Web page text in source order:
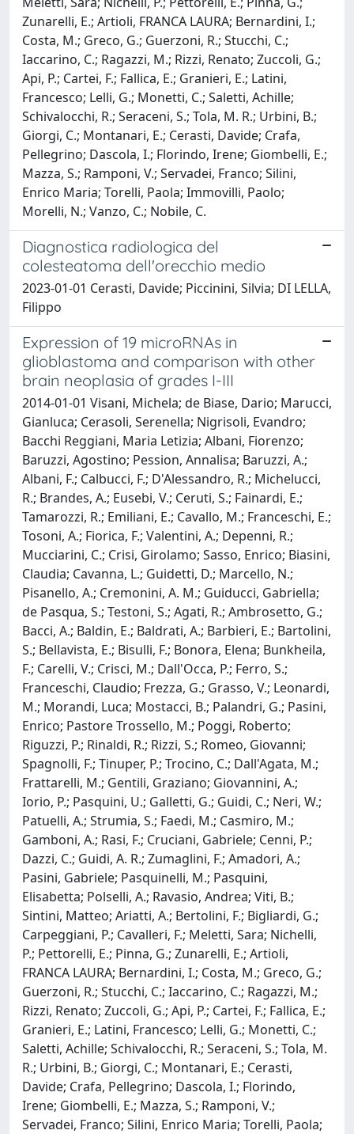
Zunarelli, E.; Artioli, FRANCA LAURA; Bernardini, I.;
Costa, M.; Greco, G.; Guerzoni, R.; Stucchi, C.;
Iaccarino, C.; Ragazzi, M.; Rizzi, Renato; Zuccoli, G.;
Api, P.; Cartei, F.; Fallica, E.; Granieri, E.; Latini,
Francesco; Lelli, G.; Monetti, C.; Saletti, Achille;
Schivalocchi, R.; Seraceni, S.; Tola, M. R.; Urbini, B.;
Giorgi, C.; Montanari, E.; Cerasti, Davide; Crafa,
Pellegrino; Dascola, I.; Florindo, Irene; Giombelli, E.;
Mazza, S.; Ramponi, V.; Servadei, Franco; Silini,
Enrico Maria; Torelli, Paola; Immovilli, Paolo;
Morelli, N.; Vanzo, C.; Nobile, C.
Diagnostica radiologica del
colesteatoma dell'orecchio medio
2023-01-01 Cerasti, Davide; Piccinini, Silvia; DI LELLA,
Filippo
Expression of 19 microRNAs in
glioblastoma and comparison with other
brain neoplasia of grades I-III
2014-01-01 Visani, Michela; de Biase, Dario; Marucci,
Gianluca; Cerasoli, Serenella; Nigrisoli, Evandro;
Bacchi Reggiani, Maria Letizia; Albani, Fiorenzo;
Baruzzi, Agostino; Pession, Annalisa; Baruzzi, A.;
Albani, F.; Calbucci, F.; D'Alessandro, R.; Michelucci,
R.; Brandes, A.; Eusebi, V.; Ceruti, S.; Fainardi, E.;
Tamarozzi, R.; Emiliani, E.; Cavallo, M.; Franceschi, E.;
Tosoni, A.; Fiorica, F.; Valentini, A.; Depenni, R.;
Mucciarini, C.; Crisi, Girolamo; Sasso, Enrico; Biasini,
Claudia; Cavanna, L.; Guidetti, D.; Marcello, N.;
Pisanello, A.; Cremonini, A. M.; Guiducci, Gabriella;
de Pasqua, S.; Testoni, S.; Agati, R.; Ambrosetto, G.;
Bacci, A.; Baldin, E.; Baldrati, A.; Barbieri, E.; Bartolini,
S.; Bellavista, E.; Bisulli, F.; Bonora, Elena; Bunkheila,
F.; Carelli, V.; Crisci, M.; Dall'Occa, P.; Ferro, S.;
Franceschi, Claudio; Frezza, G.; Grasso, V.; Leonardi,
M.; Morandi, Luca; Mostacci, B.; Palandri, G.; Pasini,
Enrico; Pastore Trossello, M.; Poggi, Roberto;
Riguzzi, P.; Rinaldi, R.; Rizzi, S.; Romeo, Giovanni;
Spagnolli, F.; Tinuper, P.; Trocino, C.; Dall'Agata, M.;
Frattarelli, M.; Gentili, Graziano; Giovannini, A.;
Iorio, P.; Pasquini, U.; Galletti, G.; Guidi, C.; Neri, W.;
Patuelli, A.; Strumia, S.; Faedi, M.; Casmiro, M.;
Gamboni, A.; Rasi, F.; Cruciani, Gabriele; Cenni, P.;
Dazzi, C.; Guidi, A. R.; Zumaglini, F.; Amadori, A.;
Pasini, Gabriele; Pasquinelli, M.; Pasquini,
Elisabetta; Polselli, A.; Ravasio, Andrea; Viti, B.;
Sintini, Matteo; Ariatti, A.; Bertolini, F.; Bigliardi, G.;
Carpeggiani, P.; Cavalleri, F.; Meletti, Sara; Nichelli,
P.; Pettorelli, E.; Pinna, G.; Zunarelli, E.; Artioli,
FRANCA LAURA; Bernardini, I.; Costa, M.; Greco, G.;
Guerzoni, R.; Stucchi, C.; Iaccarino, C.; Ragazzi, M.;
Rizzi, Renato; Zuccoli, G.; Api, P.; Cartei, F.; Fallica, E.;
Granieri, E.; Latini, Francesco; Lelli, G.; Monetti, C.;
Saletti, Achille; Schivalocchi, R.; Seraceni, S.; Tola, M.
R.; Urbini, B.; Giorgi, C.; Montanari, E.; Cerasti,
Davide; Crafa, Pellegrino; Dascola, I.; Florindo,
Irene; Giombelli, E.; Mazza, S.; Ramponi, V.;
Servadei, Franco; Silini, Enrico Maria; Torelli, Paola;